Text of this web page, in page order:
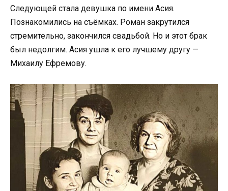
Следующей стала девушка по имени Асия.
Познакомились на съёмках. Роман закрутился
стремительно, закончился свадьбой. Но и этот брак
был недолгим. Асия ушла к его лучшему другу —
Михаилу Ефремову.